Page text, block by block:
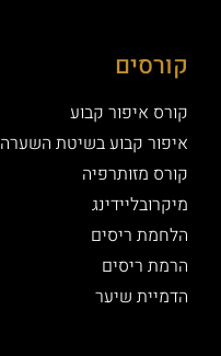
קורסים
קורס איפור קבוע
איפור קבוע בשיטת השערה
קורס מזותרפיה
מיקרובליידינג
הלחמת ריסים
הרמת ריסים
הדמיית שיער